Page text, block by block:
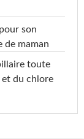
son
de maman
toute
et du chlore